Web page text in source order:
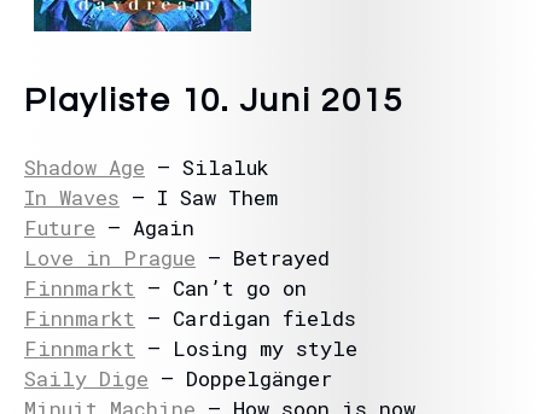
Playliste 10. Juni 2015
Shadow Age – Silaluk
In Waves – I Saw Them
Future – Again
Love in Prague – Betrayed
Finnmarkt – Can’t go on
Finnmarkt – Cardigan fields
Finnmarkt – Losing my style
Saily Dige – Doppelgänger